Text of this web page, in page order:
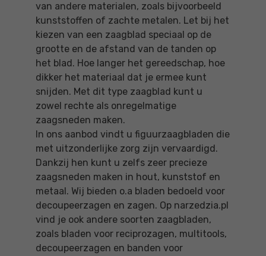
van andere materialen, zoals bijvoorbeeld
kunststoffen of zachte metalen. Let bij het
kiezen van een zaagblad speciaal op de
grootte en de afstand van de tanden op
het blad. Hoe langer het gereedschap, hoe
dikker het materiaal dat je ermee kunt
snijden. Met dit type zaagblad kunt u
zowel rechte als onregelmatige
zaagsneden maken.
In ons aanbod vindt u figuurzaagbladen die
met uitzonderlijke zorg zijn vervaardigd.
Dankzij hen kunt u zelfs zeer precieze
zaagsneden maken in hout, kunststof en
metaal. Wij bieden o.a bladen bedoeld voor
decoupeerzagen en zagen. Op narzedzia.pl
vind je ook andere soorten zaagbladen,
zoals bladen voor reciprozagen, multitools,
decoupeerzagen en banden voor